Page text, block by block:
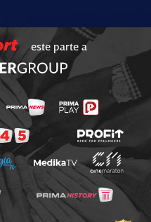
este parte a